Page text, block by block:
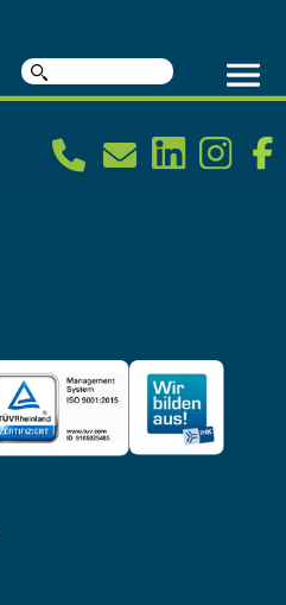
Suche
nach: